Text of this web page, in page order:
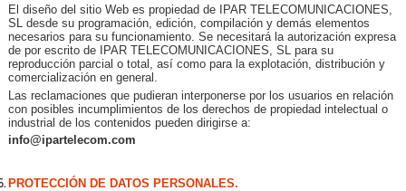
El diseño del sitio Web es propiedad de IPAR TELECOMUNICACIONES,
SL desde su programación, edición, compilación y demás elementos
necesarios para su funcionamiento. Se necesitará la autorización expresa
de por escrito de IPAR TELECOMUNICACIONES, SL para su
reproducción parcial o total, así como para la explotación, distribución y
comercialización en general.
Las reclamaciones que pudieran interponerse por los usuarios en relación
con posibles incumplimientos de los derechos de propiedad intelectual o
industrial de los contenidos pueden dirigirse a:
info@ipartelecom.com
PROTECCIÓN DE DATOS PERSONALES.